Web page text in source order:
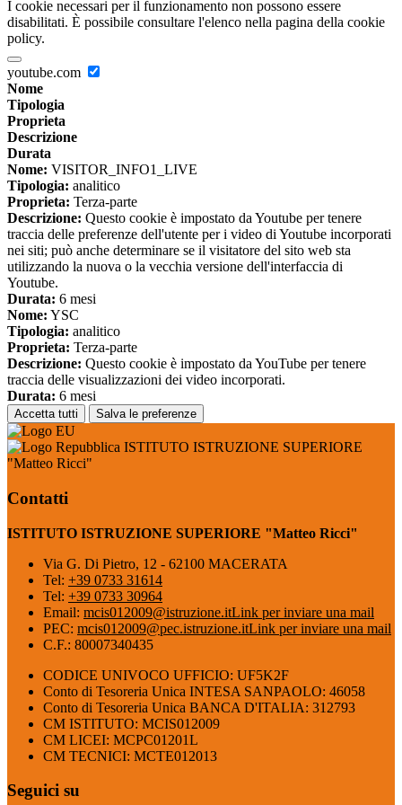
I cookie necessari per il funzionamento non possono essere
disabilitati. È possibile consultare l'elenco nella pagina della cookie
policy.
youtube.com
Nome
Tipologia
Proprieta
Descrizione
Durata
Nome: VISITOR_INFO1_LIVE
Tipologia: analitico
Proprieta: Terza-parte
Descrizione: Questo cookie è impostato da Youtube per tenere
traccia delle preferenze dell'utente per i video di Youtube incorporati
nei siti; può anche determinare se il visitatore del sito web sta
utilizzando la nuova o la vecchia versione dell'interfaccia di
Youtube.
Durata: 6 mesi
Nome: YSC
Tipologia: analitico
Proprieta: Terza-parte
Descrizione: Questo cookie è impostato da YouTube per tenere
traccia delle visualizzazioni dei video incorporati.
Durata: 6 mesi
Accetta tutti Salva le preferenze
ISTITUTO ISTRUZIONE SUPERIORE
"Matteo Ricci"
Contatti
ISTITUTO ISTRUZIONE SUPERIORE "Matteo Ricci"
Via G. Di Pietro, 12 - 62100 MACERATA
Tel: +39 0733 31614
Tel: +39 0733 30964
Email: mcis012009@istruzione.itLink per inviare una mail
PEC: mcis012009@pec.istruzione.itLink per inviare una mail
C.F.: 80007340435
CODICE UNIVOCO UFFICIO: UF5K2F
Conto di Tesoreria Unica INTESA SANPAOLO: 46058
Conto di Tesoreria Unica BANCA D'ITALIA: 312793
CM ISTITUTO: MCIS012009
CM LICEI: MCPC01201L
CM TECNICI: MCTE012013
Seguici su